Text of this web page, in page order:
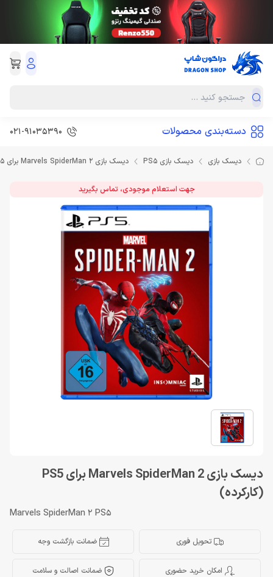
دسته‌بندی محصولات 021-91035390
دیسک بازی دیسک بازی PS5 دیسک بازی Marvels SpiderMan 2 برای PS5 (کارکرده)
جهت استعلام موجودی، تماس بگیرید
دیسک بازی Marvels SpiderMan 2 برای PS5
(کارکرده)
Marvels SpiderMan 2 PS5
تحویل فوری ضمانت بازگشت وجه
امکان خرید حضوری ضمانت اصالت و سلامت